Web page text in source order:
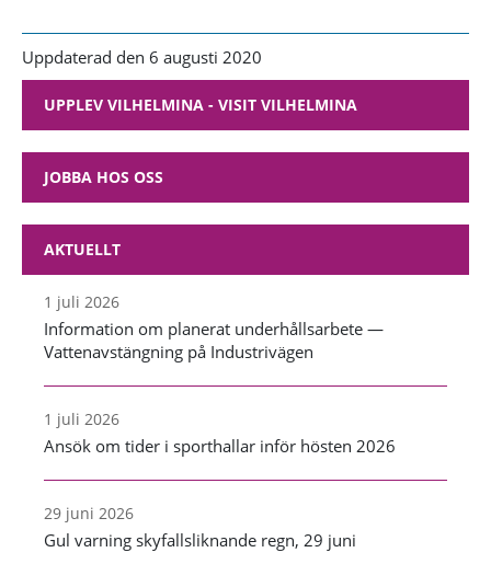
AKTUELLT
1 juli 2026
Information om planerat underhållsarbete —
Vattenavstängning på Industrivägen
1 juli 2026
Ansök om tider i sporthallar inför hösten 2026
29 juni 2026
Gul varning skyfallsliknande regn, 29 juni
Uppdaterad den 6 augusti 2020
UPPLEV VILHELMINA - VISIT VILHELMINA
JOBBA HOS OSS